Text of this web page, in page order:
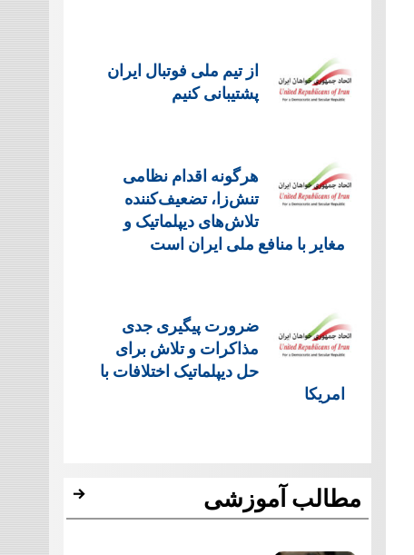
از تیم ملی فوتبال ایران
پشتیبانی کنیم
هرگونه اقدام نظامی
تنش‌زا، تضعیف‌کننده
تلاش‌های دیپلماتیک و
مغایر با منافع ملی ایران است
ضرورت پیگیری جدی
مذاکرات و تلاش برای
حل دیپلماتیک اختلافات با
امریکا
مطالب آموزشی